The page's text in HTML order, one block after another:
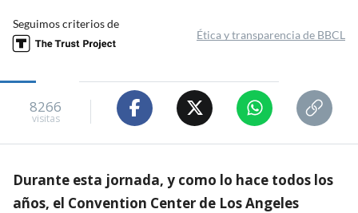
Seguimos criterios de
Ética y transparencia de BBCL
8266
visitas
Durante esta jornada, y como lo hace todos los
años, el Convention Center de Los Angeles